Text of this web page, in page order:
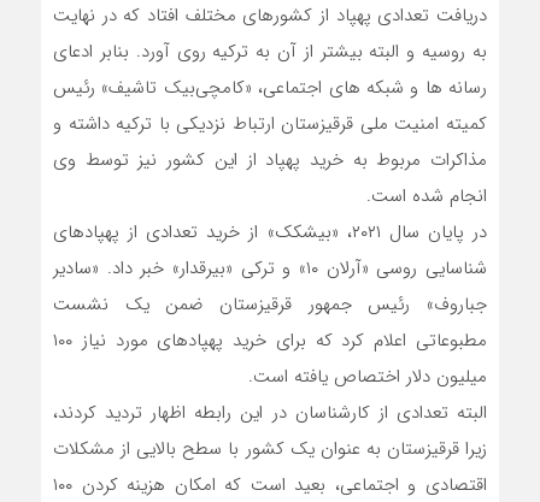
دریافت تعدادی پهپاد از کشورهای مختلف افتاد که در نهایت
به روسیه و البته بیشتر از آن به ترکیه روی آورد. بنابر ادعای
رسانه ها و شبکه های اجتماعی، «کامچی‌بیک تاشیف» رئیس
کمیته امنیت ملی قرقیزستان ارتباط نزدیکی با ترکیه داشته و
مذاکرات مربوط به خرید پهپاد از این کشور نیز توسط وی
انجام شده است.
در پایان سال ۲۰۲۱، «بیشکک» از خرید تعدادی از پهپادهای
شناسایی روسی «آرلان ۱۰» و ترکی «بیرقدار» خبر داد. «سادیر
جباروف» رئیس جمهور قرقیزستان ضمن یک نشست
مطبوعاتی اعلام کرد که برای خرید پهپادهای مورد نیاز ۱۰۰
میلیون دلار اختصاص یافته است.
البته تعدادی از کارشناسان در این رابطه اظهار تردید کردند،
زیرا قرقیزستان به عنوان یک کشور با سطح بالایی از مشکلات
اقتصادی و اجتماعی، بعید است که امکان هزینه کردن ۱۰۰